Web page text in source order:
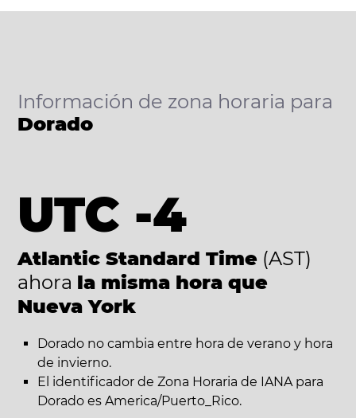
Información de zona horaria para
Dorado
UTC -4
Atlantic Standard Time (AST)
ahora la misma hora que
Nueva York
Dorado no cambia entre hora de verano y hora
de invierno.
El identificador de Zona Horaria de IANA para
Dorado es America/Puerto_Rico.